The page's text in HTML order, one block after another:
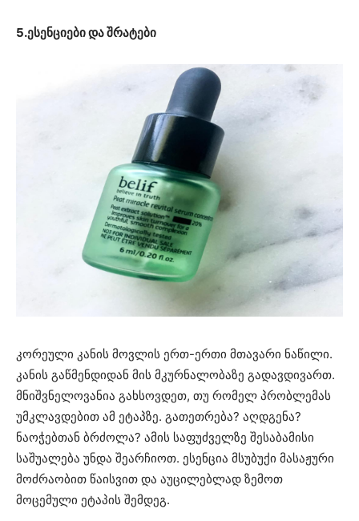
5.ესენციები და შრატები
კორეული კანის მოვლის ერთ-ერთი მთავარი ნაწილი.
კანის გაწმენდიდან მის მკურნალობაზე გადავდივართ.
მნიშვნელოვანია გახსოვდეთ, თუ რომელ პრობლემას
უმკლავდებით ამ ეტაპზე. გათეთრება? აღდგენა?
ნაოჭებთან ბრძოლა? ამის საფუძველზე შესაბამისი
საშუალება უნდა შეარჩიოთ. ესენცია მსუბუქი მასაჟური
მოძრაობით წაისვით და აუცილებლად ზემოთ
მოცემული ეტაპის შემდეგ.